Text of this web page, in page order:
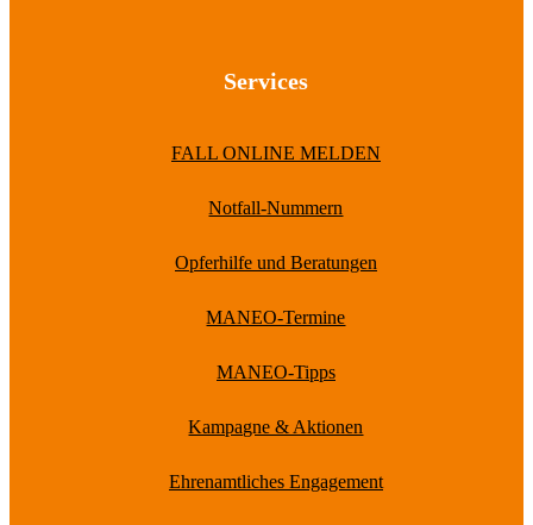
Services
FALL ONLINE MELDEN
Notfall-Nummern
Opferhilfe und Beratungen
MANEO-Termine
MANEO-Tipps
Kampagne & Aktionen
Ehrenamtliches Engagement